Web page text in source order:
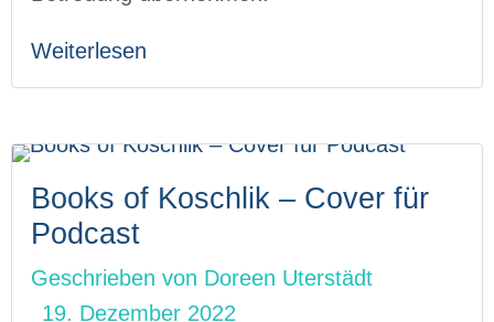
Weiterlesen
Books of Koschlik – Cover für
Podcast
Geschrieben von Doreen Uterstädt
19. Dezember 2022